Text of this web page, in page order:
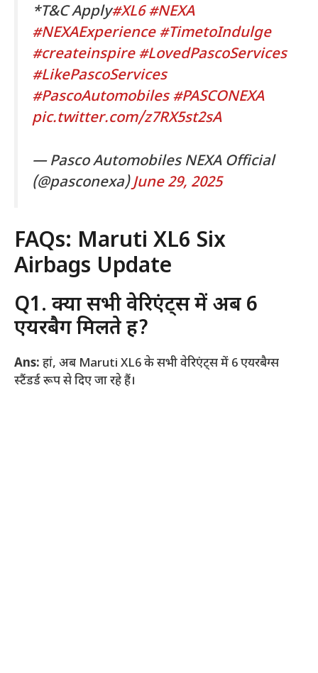
*T&C Apply#XL6 #NEXA
#NEXAExperience #TimetoIndulge
#createinspire #LovedPascoServices
#LikePascoServices
#PascoAutomobiles #PASCONEXA
pic.twitter.com/z7RX5st2sA
— Pasco Automobiles NEXA Official
(@pasconexa)June 29, 2025
FAQs: Maruti XL6 Six
Airbags Update
Q1. क्या सभी वेरिएंट्स में अब 6
एयरबैग मिलते हैं?
Ans: हां, अब Maruti XL6 के सभी वेरिएंट्स में 6 एयरबैग्स
स्टैंडर्ड रूप से दिए जा रहे हैं।